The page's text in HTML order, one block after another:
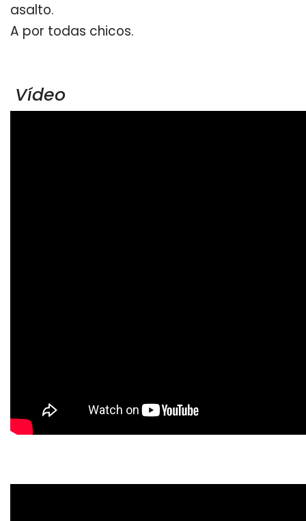
asalto.
A por todas chicos.
Vídeo